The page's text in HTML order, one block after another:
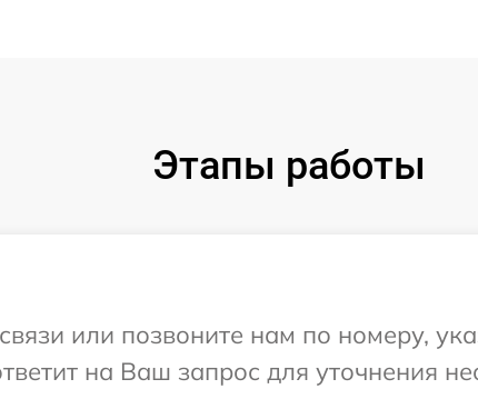
Этапы работы
или позвоните нам по номеру,
на Ваш запрос для уточнения